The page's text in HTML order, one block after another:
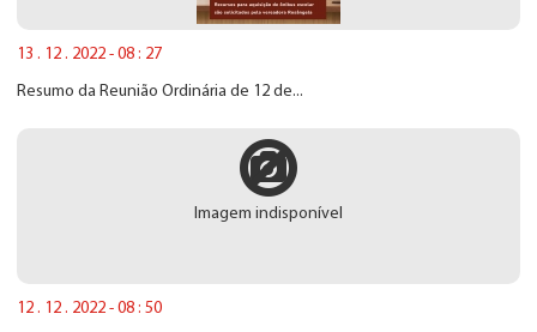
13 . 12 . 2022 - 08 : 27
Resumo da Reunião Ordinária de 12 de...
Imagem indisponível
12 . 12 . 2022 - 08 : 50